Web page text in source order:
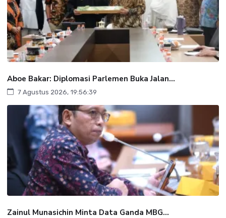
Aboe Bakar: Diplomasi Parlemen Buka Jalan...
7 Agustus 2026, 19:56:39
Zainul Munasichin Minta Data Ganda MBG...